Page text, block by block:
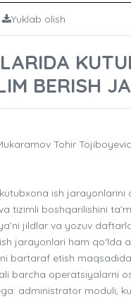
Yuklab olish
BERISH
Tohir
ish
tizimli boshqarilishini
jildlar va yozuv
jarayonlari ham qo‘lda
bartaraf etish
barcha operatsiyalarni
administrator moduli,